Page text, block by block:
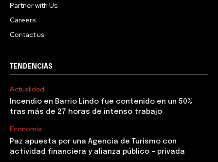
Partner with Us
Careers
Contact us
TENDENCIAS
Actualidad
Incendio en Barrio Lindo fue contenido en un 50%
tras más de 27 horas de intenso trabajo
Economía
Paz apuesta por una Agencia de Turismo con
actividad financiera y alianza público – privada